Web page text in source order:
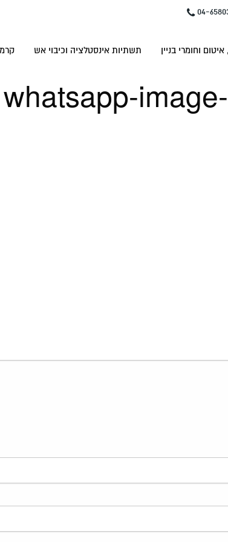
04-
וחומרי בניין תשתיות אינסטלציה וכיבוי אש
whatsapp-